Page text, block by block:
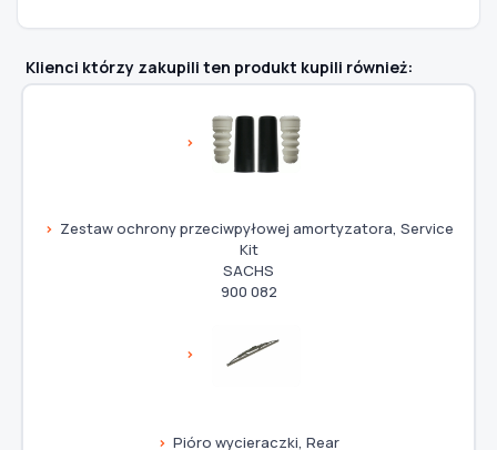
Klienci którzy zakupili ten produkt kupili również:
Zestaw ochrony przeciwpyłowej amortyzatora, Service
Kit
SACHS
900 082
Pióro wycieraczki, Rear